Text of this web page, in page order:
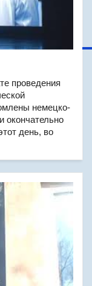
проведения
немецко-
окончательно
день, во